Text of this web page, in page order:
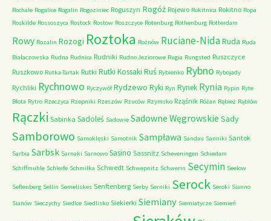
Rochale Rogalice Rogalin Rogoziniec Roguszyn Rogóż Rojewo Rokitnica Rokitno Ropa
Roskilde Rossoszyca Rostock Rostow Roszczyce Rotenburg Rothenburg Rotterdam
Rowy Rozalin Rozogi Roztoka Rożnów Ruciane-NidaRuda Ruda
Białaczowska Rudna Rudnica Rudniki Rudno Jeziorowe Rugia Rungsted Ruszczyce
Ruszkowo Rutka-Tartak Rutki Rutki Kossaki Ruś Rybienko Rybno Rybojady
Rychliki Rychnowo Ryczywół Rydzewo Ryki Ryn Rynek Rynia Rypin Ryte
Błota Rytro Rzeczyca Rzepniki Rzeszów Rzuców Rzymsko Rząśnik Różan Rąbież Rąblów
Rączki Sabinka Sadoleś Sadowie Sadowne Węgrowskie Sady
Samborowo Samoklęski Samotnik Sampława Sandau Sanniki Santok
Sarbia Sarbsk Sarnaki Sarnowo Sasino Sassnitz Scheveningen Schiedam
Schiffmuhle Schleife Schmilka Schwedt Schwepnitz Schwerin Secymin Seelow
Seftenberg Sellin Semeliskes Senftenberg Serby Serniki Serock Seroki Sianno
Sianów Sieczychy Siedlce Siedlisko Siekierki Siemiany Siemiatycze Siemień